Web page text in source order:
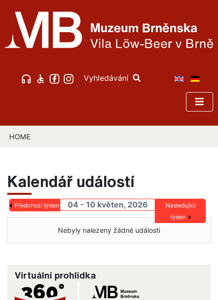
Vyhledávání
HOME
Kalendář událostí
Předchozí týden 04 - 10 květen, 2026
Následující
týden
Nebyly nalezeny žádné události
Virtuální prohlídka